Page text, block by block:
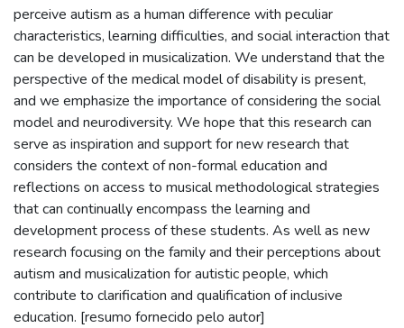
perceive autism as a human difference with peculiar
characteristics, learning difficulties, and social interaction that
can be developed in musicalization. We understand that the
perspective of the medical model of disability is present,
and we emphasize the importance of considering the social
model and neurodiversity. We hope that this research can
serve as inspiration and support for new research that
considers the context of non-formal education and
reflections on access to musical methodological strategies
that can continually encompass the learning and
development process of these students. As well as new
research focusing on the family and their perceptions about
autism and musicalization for autistic people, which
contribute to clarification and qualification of inclusive
education. [resumo fornecido pelo autor]